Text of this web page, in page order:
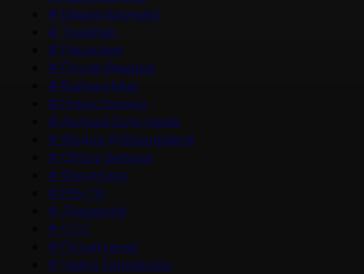
# Мария Аронова
# Трейлер
# Рецензия
# После Фишера
# Война и Мир
# Новости кино
#Андрей Золотарев
# Федор Добронравов
# Обзор фильма
# Фонд Кино
# РЕН ТВ
# Домашний
# СТС
# Пятый канал
# Чайка Терешкова